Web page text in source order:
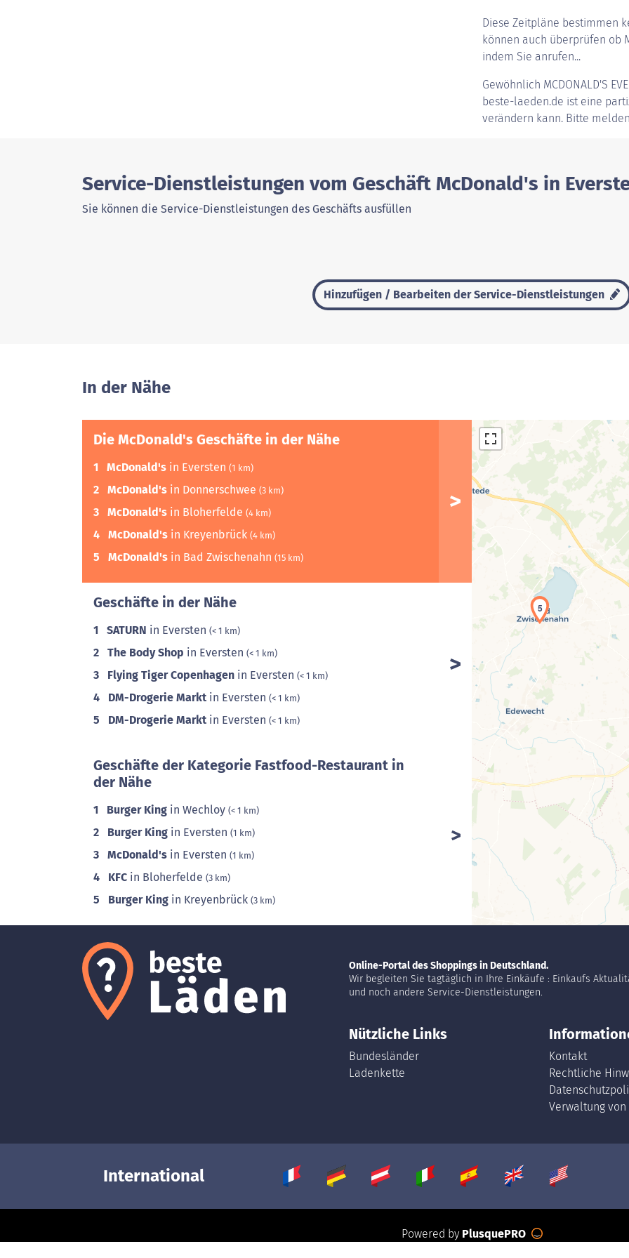
Diese Zeitpläne bestimmen
können auch überprüfen ob
indem Sie anrufen...
Gewöhnlich MCDONALD'S
beste-laeden.de ist eine
verändern kann. Bitte
Service-Dienstleistungen vom Geschäft McDonald's in
Sie können die Service-Dienstleistungen des Geschäfts ausfüllen
Hinzufügen / Bearbeiten der Service-Dienstleistungen
In der Nähe
Die McDonald's Geschäfte in der Nähe
1 McDonald's in Eversten (1 km)
2 McDonald's in Donnerschwee (3 km)
3 McDonald's in Bloherfelde (4 km)
4 McDonald's in Kreyenbrück (4 km)
5 McDonald's in Bad Zwischenahn (15 km)
Geschäfte in der Nähe
1 SATURN in Eversten (< 1 km)
2 The Body Shop in Eversten (< 1 km)
3 Flying Tiger Copenhagen in Eversten (< 1 km)
4 DM-Drogerie Markt in Eversten (< 1 km)
5 DM-Drogerie Markt in Eversten (< 1 km)
Geschäfte der Kategorie Fastfood-Restaurant in
der Nähe
1 Burger King in Wechloy (< 1 km)
2 Burger King in Eversten (1 km)
3 McDonald's in Eversten (1 km)
4 KFC in Bloherfelde (3 km)
5 Burger King in Kreyenbrück (3 km)
5
Online-Portal des Shoppings in Deutschland.
Wir begleiten Sie tagtäglich in Ihre Einkäufe : Einkaufs
und noch andere Service-Dienstleistungen.
Nützliche Links
Bundesländer
Ladenkette
Kontakt
Rechtliche
Verwaltung von
International
Powered by PlusquePRO